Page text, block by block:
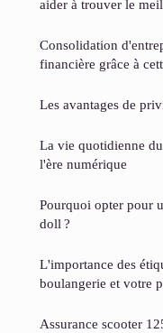
aider à trouver le
Consolidation
financière grâce à
Les avantages de
La vie quotidienne
l'ère numérique
Pourquoi opter pour
doll ?
L'importance des
boulangerie et votre
Assurance scooter